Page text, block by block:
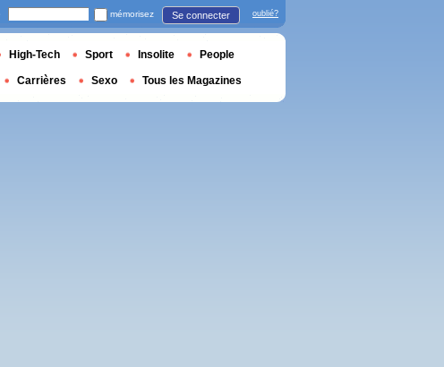
mémorisez Se connecter oublié?
High-Tech Sport Insolite People
Carrières Sexo Tous les Magazines